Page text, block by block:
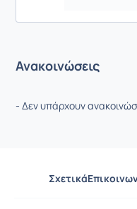
Ανακοινώσεις
- Δεν υπάρχουν
Σχετικά